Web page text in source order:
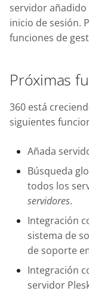
h
servidor
inicio de sesión.
funciones de
Próximas
360 está
siguientes
Añada
Búsqueda
todos los
servidores.
Integración
sistema de
de soporte
Integración
servidor